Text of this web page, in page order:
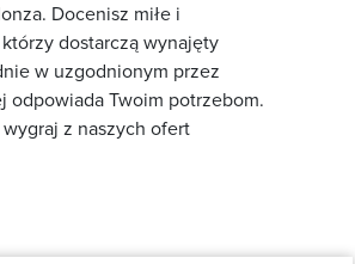
Docenisz miłe i
dostarczą wynajęty
w uzgodnionym przez
Twoim potrzebom.
z naszych ofert